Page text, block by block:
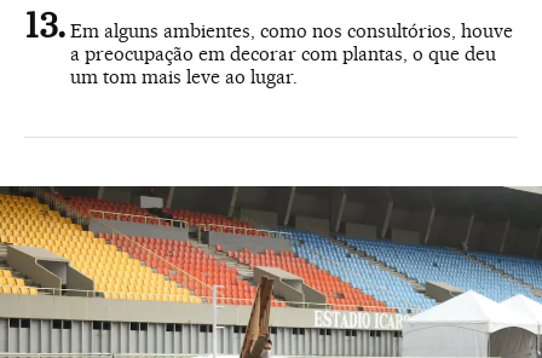
Em alguns ambientes, como nos consultórios, houve
a preocupação em decorar com plantas, o que deu
um tom mais leve ao lugar.